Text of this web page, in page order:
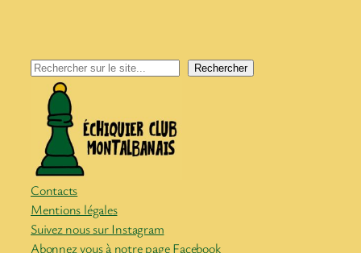
Rechercher Rechercher
Contacts
Mentions légales
Suivez nous sur Instagram
Abonnez vous à notre page Facebook